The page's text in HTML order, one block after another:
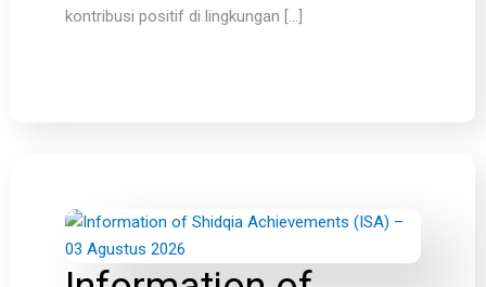
kontribusi positif di lingkungan […]